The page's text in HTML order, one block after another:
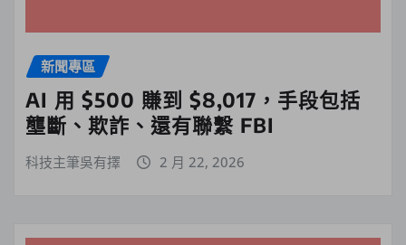
新聞專區
AI 用 $500 賺到 $8,017，手段包括
壟斷、欺詐、還有聯繫 FBI
科技主筆吳有擇 2 月 22, 2026